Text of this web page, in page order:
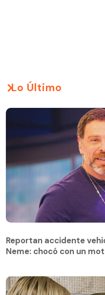
Lo Último
Reportan accidente
Neme: chocó con un